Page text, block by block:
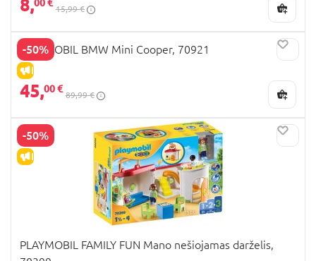
8, 15,99 €
-50%
IŠPARDAVIMAS
PLAYMOBIL BMW Mini Cooper, 70921
45,00 €
89,99 €
-50%
IŠPARDAVIMAS
PLAYMOBIL FAMILY FUN Mano nešiojamas darželis,